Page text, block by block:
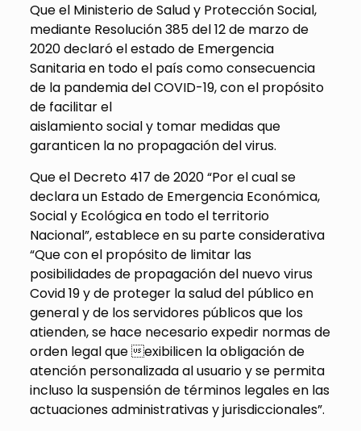
Que el Ministerio de Salud y Protección Social,
mediante Resolución 385 del 12 de marzo de
2020 declaró el estado de Emergencia
Sanitaria en todo el país como consecuencia
de la pandemia del COVID-19, con el propósito
de facilitar el
aislamiento social y tomar medidas que
garanticen la no propagación del virus.
Que el Decreto 417 de 2020 “Por el cual se
declara un Estado de Emergencia Económica,
Social y Ecológica en todo el territorio
Nacional”, establece en su parte considerativa
“Que con el propósito de limitar las
posibilidades de propagación del nuevo virus
Covid 19 y de proteger la salud del público en
general y de los servidores públicos que los
atienden, se hace necesario expedir normas de
orden legal que exibilicen la obligación de
atención personalizada al usuario y se permita
incluso la suspensión de términos legales en las
actuaciones administrativas y jurisdiccionales”.